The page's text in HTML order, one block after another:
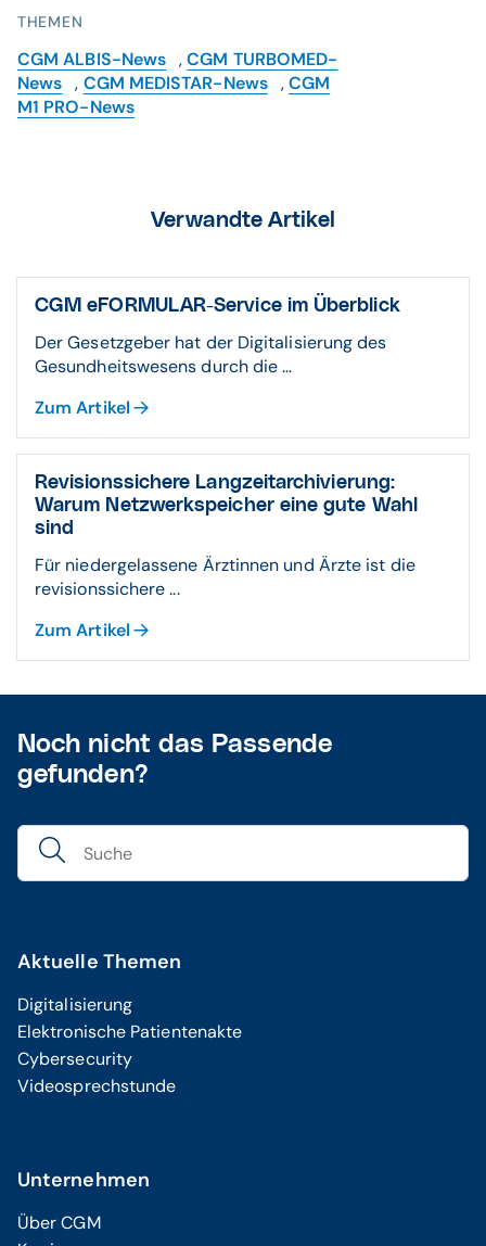
THEMEN
CGM ALBIS-News ,CGM TURBOMED-
News , CGM MEDISTAR-News ,CGM
M1 PRO-News
Verwandte Artikel
CGM eFORMULAR-Service im Überblick
Der Gesetzgeber hat der Digitalisierung des
Gesundheitswesens durch die ...
Zum Artikel
Revisionssichere Langzeitarchivierung:
Warum Netzwerkspeicher eine gute Wahl
sind
Für niedergelassene Ärztinnen und Ärzte ist die
revisionssichere ...
Zum Artikel
Noch nicht das Passende
gefunden?
Aktuelle Themen
Digitalisierung
Elektronische Patientenakte
Cybersecurity
Videosprechstunde
Unternehmen
Über CGM